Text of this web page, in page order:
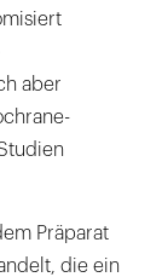
aber
Präparat
die ein